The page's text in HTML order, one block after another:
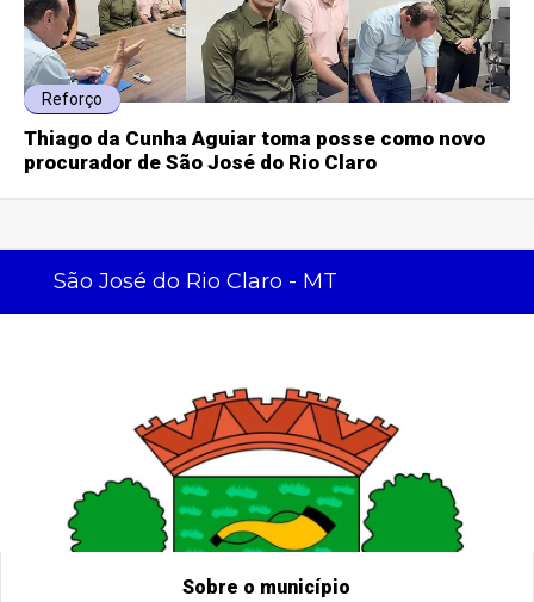
Reforço
Thiago da Cunha Aguiar toma posse como novo
procurador de São José do Rio Claro
São José do Rio Claro - MT
Sobre o município